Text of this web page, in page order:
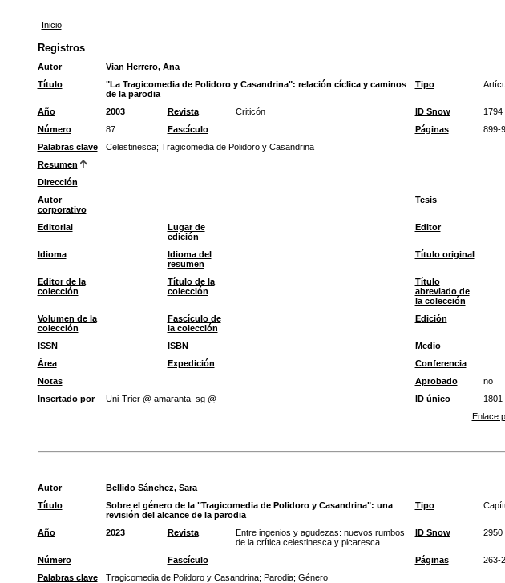
Inicio
Registros
Autor
Vian Herrero, Ana
Título
"La Tragicomedia de Polidoro y Casandrina": relación cíclica y caminos
de la parodia
Tipo
Año 2003 Revista Criticón ID Snow
1794
Número
87 Fascículo Páginas
899-
Palabras clave
Celestinesca; Tragicomedia de Polidoro y Casandrina
Resumen
Dirección
Autor
corporativo
Tesis
Editorial
Lugar de
edición
Editor
Idioma
Idioma del
resumen
Título original
Editor de la
colección
Título de la
colección
Título
abreviado de
la colección
Volumen de la
colección
Fascículo de
la colección
Edición
ISSN ISBN
Medio
Área
Expedición
Conferencia
Notas
Aprobado
no
Insertado por
Uni-Trier @ amaranta_sg @ ID único
1801
Enlace
Autor
Bellido Sánchez, Sara
Título
Sobre el género de la "Tragicomedia de Polidoro y Casandrina": una
revisión del alcance de la parodia
Tipo
Año 2023 Revista
Entre ingenios y agudezas: nuevos rumbos
de la crítica celestinesca y picaresca
ID Snow 2950
Número Fascículo Páginas
263-
Palabras clave
Tragicomedia de Polidoro y Casandrina; Parodia; Género